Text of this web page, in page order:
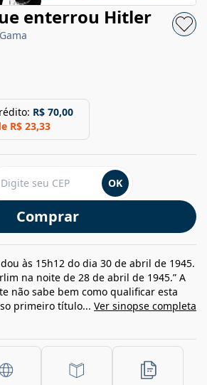
enterrou Hitler
R$ 70,00
R$ 23,33
Comprar
OK
às 15h12 do dia 30 de abril de 1945.
na noite de 28 de abril de 1945.” A
não sabe bem como qualificar esta
primeiro título... Ver sinopse completa